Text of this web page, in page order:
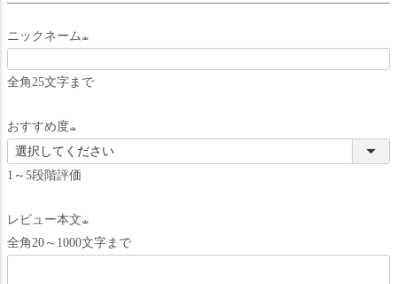
ニックネーム
(
必
)
全角25文字まで
おすすめ度
(
必
)
1～5段階評価
レビュー本文
(
全角20～1000文字まで